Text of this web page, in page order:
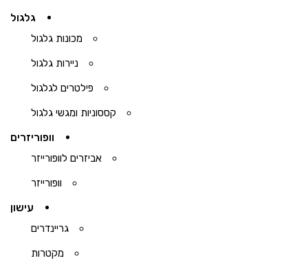
גלגול
מכונות גלגול
ניירות גלגול
פילטרים לגלגול
קססוניות ומגשי גלגול
וופוריזרים
אביזרים לוופורייזר
וופורייזר
עישון
גריינדרים
מקטרות